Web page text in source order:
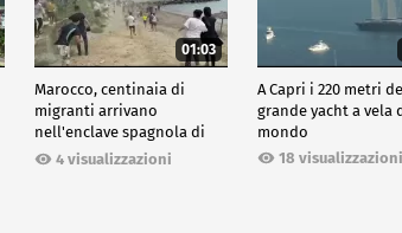
01:03
Marocco, centinaia di
migranti arrivano
nell'enclave spagnola di
Ceuta4 visualizzazioni
A Capri i 220 metri
grande yacht a vela
mondo
18 visualizzazioni